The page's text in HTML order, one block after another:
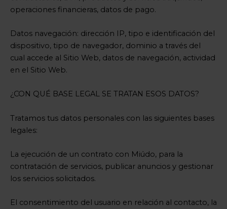
operaciones financieras, datos de pago.
Datos navegación: dirección IP, tipo e identificación del
dispositivo, tipo de navegador, dominio a través del
cual accede al Sitio Web, datos de navegación, actividad
en el Sitio Web.
¿CON QUÉ BASE LEGAL SE TRATAN ESOS DATOS?
Tratamos tus datos personales con las siguientes bases
legales:
La ejecución de un contrato con Miúdo, para la
contratación de servicios, publicar anuncios y gestionar
los servicios solicitados.
El consentimiento del usuario en relación al contacto, la